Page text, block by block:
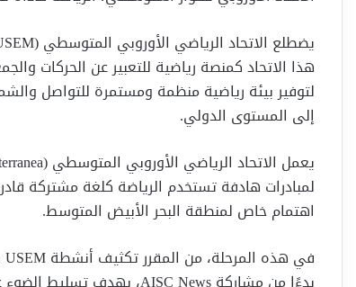
هذا الاتحاد كمنصة رياضية للتعبير عن الحركات
لتوفير بيئة رياضية منظمة ومستمرة للتواصل
إلى المستوى الدولي.
لمبادرات هادفة تستخدم الرياضة كلغة مشتركة
اهتمام خاص لمنطقة البحر الأبيض المتوسط.